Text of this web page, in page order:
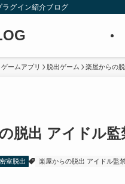
グイン紹介ブログ
ゲームアプリ 脱出ゲーム 楽屋からの
脱出 アイドル
室脱出 楽屋からの脱出 アイドル監